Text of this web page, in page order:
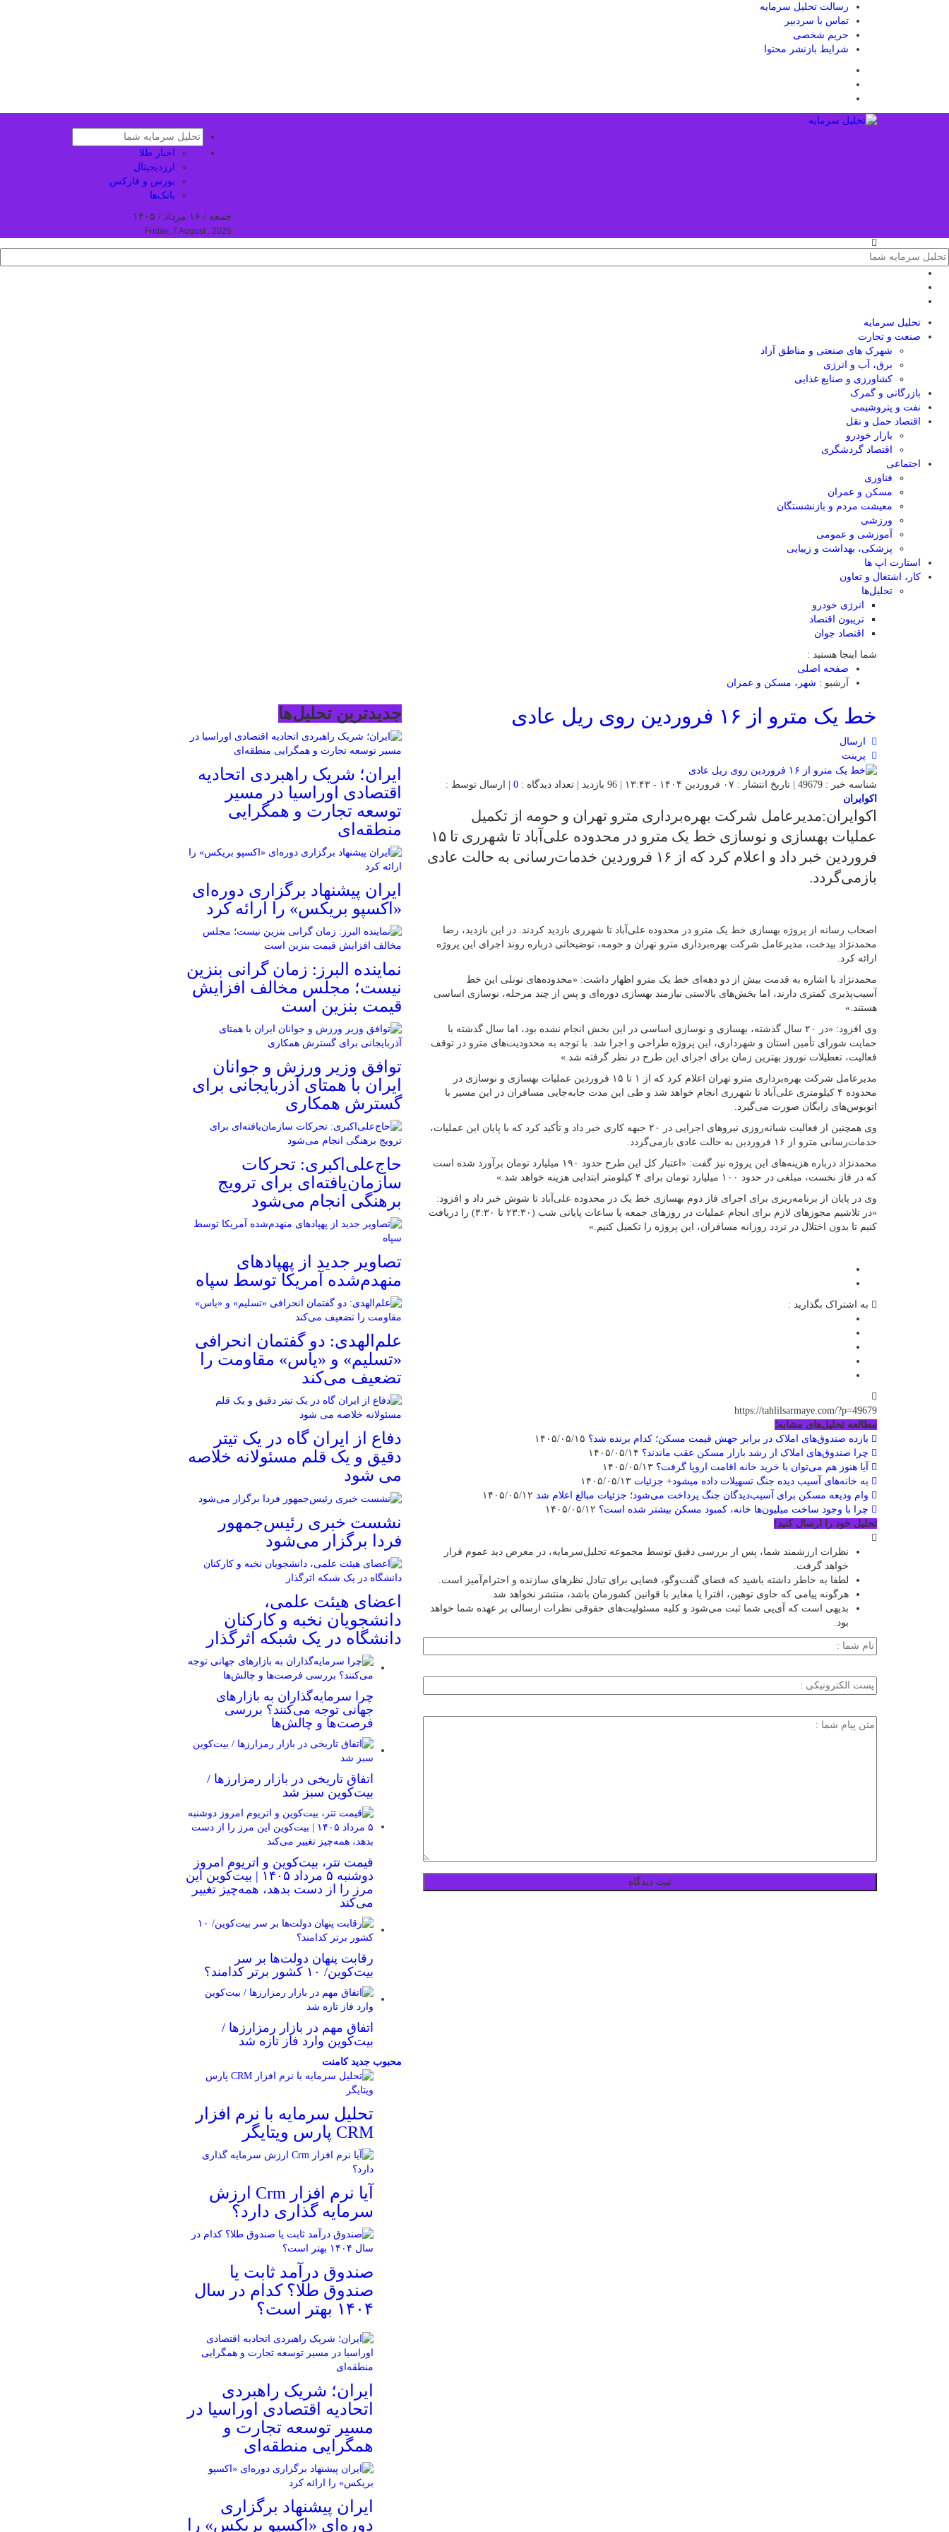
رسالت تحلیل سرمایه
تماس با سردبیر
حریم شخصی
شرایط بازنشر محتوا
اخبار طلا
ارزدیجیتال
بورس و فارکس
بانک‌ها
جمعه / ۱۶ مرداد / ۱۴۰۵
Friday, 7 August , 2026
تحلیل‌ سرمایه
صنعت و تجارت
شهرک های صنعتی و مناطق آزاد
برق، آب و انرژی
کشاورزی و صنایع غذایی
بازرگانی و گمرک
نفت و پتروشیمی
اقتصاد حمل و نقل
بازار خودرو
اقتصاد گردشگری
اجتماعی
فناوری
مسکن و عمران
معیشت مردم و بازنشستگان
ورزشی
آموزشی و عمومی
پزشکی، بهداشت و زیبایی
استارت اپ ها
کار، اشتغال و تعاون
تحلیل‌ها
انرژی خودرو
تریبون اقتصاد
اقتصاد جوان
شما اینجا هستید :
صفحه اصلی
آرشیو : شهر، مسکن و عمران
خط یک مترو از ۱۶ فروردین روی ریل عادی
ارسال
پرینت
شناسه خبر : 49679 | تاریخ انتشار : ۰۷ فروردین ۱۴۰۴ - ۱۳:۴۳ | 96 بازدید | تعداد دیدگاه : 0 | ارسال توسط :
اکوایران
اکوایران:مدیرعامل شرکت بهره‌برداری مترو تهران و حومه از تکمیل
عملیات بهسازی و نوسازی خط یک مترو در محدوده علی‌آباد تا شهرری تا ۱۵
فروردین خبر داد و اعلام کرد که از ۱۶ فروردین خدمات‌رسانی به حالت عادی
بازمی‌گردد.
اصحاب رسانه از پروژه بهسازی خط یک مترو در محدوده علی‌آباد تا شهرری بازدید کردند. در این بازدید، رضا
محمدنژاد بیدخت، مدیرعامل شرکت بهره‌برداری مترو تهران و حومه، توضیحاتی درباره روند اجرای این پروژه
ارائه کرد.
محمدنژاد با اشاره به قدمت بیش از دو دهه‌ای خط یک مترو اظهار داشت: «محدوده‌های تونلی این خط
آسیب‌پذیری کمتری دارند، اما بخش‌های بالاستی نیازمند بهسازی دوره‌ای و پس از چند مرحله، نوسازی اساسی
هستند.»
وی افزود: «در ۲۰ سال گذشته، بهسازی و نوسازی اساسی در این بخش انجام نشده بود، اما سال گذشته با
حمایت شورای تأمین استان و شهرداری، این پروژه طراحی و اجرا شد. با توجه به محدودیت‌های مترو در توقف
فعالیت، تعطیلات نوروز بهترین زمان برای اجرای این طرح در نظر گرفته شد.»
مدیرعامل شرکت بهره‌برداری مترو تهران اعلام کرد که از ۱ تا ۱۵ فروردین عملیات بهسازی و نوسازی در
محدوده ۴ کیلومتری علی‌آباد تا شهرری انجام خواهد شد و طی این مدت جابه‌جایی مسافران در این مسیر با
اتوبوس‌های رایگان صورت می‌گیرد.
وی همچنین از فعالیت شبانه‌روزی نیروهای اجرایی در ۲۰ جبهه کاری خبر داد و تأکید کرد که با پایان این عملیات،
خدمات‌رسانی مترو از ۱۶ فروردین به حالت عادی بازمی‌گردد.
محمدنژاد درباره هزینه‌های این پروژه نیز گفت: «اعتبار کل این طرح حدود ۱۹۰ میلیارد تومان برآورد شده است
که در فاز نخست، مبلغی در حدود ۱۰۰ میلیارد تومان برای ۴ کیلومتر ابتدایی هزینه خواهد شد.»
وی در پایان از برنامه‌ریزی برای اجرای فاز دوم بهسازی خط یک در محدوده علی‌آباد تا شوش خبر داد و افزود:
«در تلاشیم مجوزهای لازم برای انجام عملیات در روزهای جمعه یا ساعات پایانی شب (۲۳:۳۰ تا ۳:۳۰) را دریافت
کنیم تا بدون اختلال در تردد روزانه مسافران، این پروژه را تکمیل کنیم.»
به اشتراک بگذارید :
https://tahlilsarmaye.com/?p=49679
مطالعه تحلیل‌های مشابه؛
بازده صندوق‌های املاک در برابر جهش قیمت مسکن؛ کدام برنده شد؟
چرا صندوق‌های املاک از رشد بازار مسکن عقب ماندند؟
آیا هنوز هم می‌توان با خرید خانه اقامت اروپا گرفت؟
به خانه‌های آسیب دیده جنگ تسهیلات داده میشود+ جزئیات
وام ودیعه مسکن برای آسیب‌دیدگان جنگ پرداخت می‌شود؛ جزئیات مبالغ اعلام شد
چرا با وجود ساخت میلیون‌ها خانه، کمبود مسکن بیشتر شده است؟
تحلیل خود را ارسال کنید!
نظرات ارزشمند شما، پس از بررسی دقیق توسط مجموعه تحلیل‌سرمایه، در معرض دید عموم قرار
خواهد گرفت.
لطفا به خاطر داشته باشید که فضای گفت‌وگو، فضایی برای تبادل نظرهای سازنده و احترام‌آمیز است.
هرگونه پیامی که حاوی توهین، افترا یا مغایر با قوانین کشورمان باشد، منتشر نخواهد شد.
بدیهی است که آی‌پی شما ثبت می‌شود و کلیه مسئولیت‌های حقوقی نظرات ارسالی بر عهده شما خواهد
بود.
جدیدترین تحلیل‌ها
ایران؛ شریک راهبردی اتحادیه
اقتصادی اوراسیا در مسیر
توسعه تجارت و همگرایی
منطقه‌ای
ایران پیشنهاد برگزاری دوره‌ای
«اکسپو بریکس» را ارائه کرد
نماینده البرز: زمان گرانی بنزین
نیست؛ مجلس مخالف افزایش
قیمت بنزین است
توافق وزیر ورزش و جوانان
ایران با همتای آذربایجانی برای
گسترش همکاری
حاج‌علی‌اکبری: تحرکات
سازمان‌یافته‌ای برای ترویج
برهنگی انجام می‌شود
تصاویر جدید از پهپادهای
منهدم‌شده آمریکا توسط سپاه
علم‌الهدی: دو گفتمان انحرافی
«تسلیم» و «یاس» مقاومت را
تضعیف می‌کند
دفاع از ایران گاه در یک تیتر
دقیق و یک قلم مسئولانه خلاصه
می شود
نشست خبری رئیس‌جمهور
فردا برگزار می‌شود
اعضای هیئت علمی،
دانشجویان نخبه و کارکنان
دانشگاه در یک شبکه‌ اثرگذار
چرا سرمایه‌گذاران به بازارهای
جهانی توجه می‌کنند؟ بررسی
فرصت‌ها و چالش‌ها
اتفاق تاریخی در بازار رمزارزها /
بیت‌کوین سبز شد
قیمت تتر، بیت‌کوین و اتریوم امروز
دوشنبه ۵ مرداد ۱۴۰۵ | بیت‌کوین این
مرز را از دست بدهد، همه‌چیز تغییر
می‌کند
رقابت پنهان دولت‌ها بر سر
بیت‌کوین/ ۱۰ کشور برتر کدامند؟
اتفاق مهم در بازار رمزارزها /
بیت‌کوین وارد فاز تازه شد
محبوبجدیدکامنت
تحلیل سرمایه با نرم افزار
CRM پارس ویتایگر
آیا نرم افزار Crm ارزش
سرمایه گذاری دارد؟
صندوق درآمد ثابت یا
صندوق طلا؟ کدام در سال
۱۴۰۴ بهتر است؟
ایران؛ شریک راهبردی
اتحادیه اقتصادی اوراسیا در
مسیر توسعه تجارت و
همگرایی منطقه‌ای
ایران پیشنهاد برگزاری
دوره‌ای «اکسپو بریکس» را